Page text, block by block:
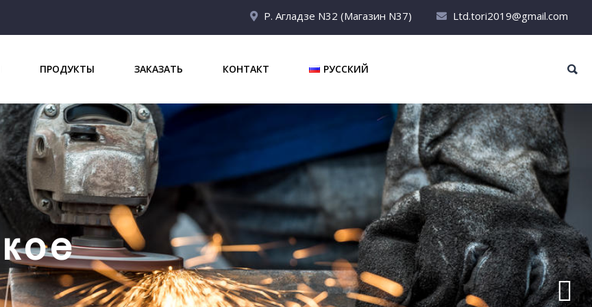
Р. Агладзе N32 (Магазин N37) Ltd.tori2019@gmail.com
ПРОДУКТЫ ЗАКАЗАТЬ КОНТАКТ РУССКИЙ